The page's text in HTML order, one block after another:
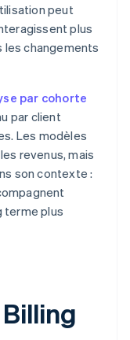
peut
plus
changements
par cohorte
par client
Les modèles
revenus, mais
son contexte :
terme plus